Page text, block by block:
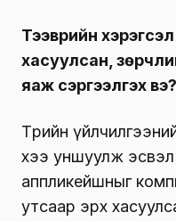
Тээврийн
хасуулсан,
яаж сэргээлгэх вэ?
Төрийн
хээ уншуулж
аппликейшныг
утсаар эрх